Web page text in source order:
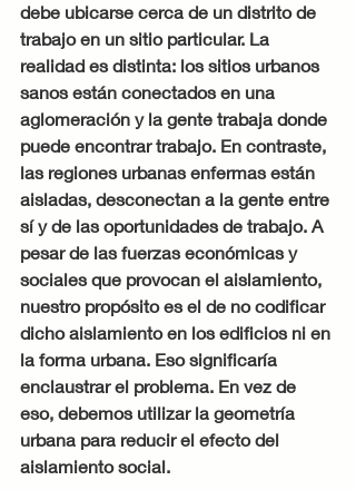
debe ubicarse cerca de un distrito de
trabajo en un sitio particular. La
realidad es distinta: los sitios urbanos
sanos están conectados en una
aglomeración y la gente trabaja donde
puede encontrar trabajo. En contraste,
las regiones urbanas enfermas están
aisladas, desconectan a la gente entre
sí y de las oportunidades de trabajo. A
pesar de las fuerzas económicas y
sociales que provocan el aislamiento,
nuestro propósito es el de no codificar
dicho aislamiento en los edificios ni en
la forma urbana. Eso significaría
enclaustrar el problema. En vez de
eso, debemos utilizar la geometría
urbana para reducir el efecto del
aislamiento social.